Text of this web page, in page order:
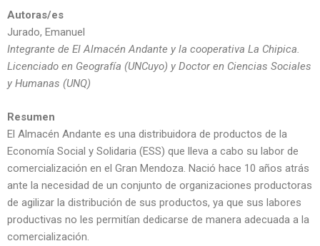
Autoras/es
Jurado, Emanuel
Integrante de El Almacén Andante y la cooperativa La Chipica.
Licenciado en Geografía (UNCuyo) y Doctor en Ciencias Sociales
y Humanas (UNQ)
Resumen
El Almacén Andante es una distribuidora de productos de la
Economía Social y Solidaria (ESS) que lleva a cabo su labor de
comercialización en el Gran Mendoza. Nació hace 10 años atrás
ante la necesidad de un conjunto de organizaciones productoras
de agilizar la distribución de sus productos, ya que sus labores
productivas no les permitían dedicarse de manera adecuada a la
comercialización.